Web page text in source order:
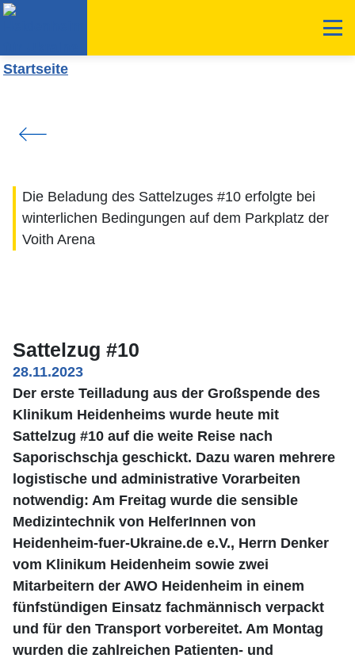
Die Beladung des Sattelzuges #10 erfolgte bei
winterlichen Bedingungen auf dem Parkplatz der
Voith Arena
Sattelzug #10
28.11.2023
Der erste Teilladung aus der Großspende des
Klinikum Heidenheims wurde heute mit
Sattelzug #10 auf die weite Reise nach
Saporischschja geschickt. Dazu waren mehrere
logistische und administrative Vorarbeiten
notwendig: Am Freitag wurde die sensible
Medizintechnik von HelferInnen von
Heidenheim-fuer-Ukraine.de e.V., Herrn Denker
vom Klinikum Heidenheim sowie zwei
Mitarbeitern der AWO Heidenheim in einem
fünfstündigen Einsatz fachmännisch verpackt
und für den Transport vorbereitet. Am Montag
wurden die zahlreichen Patienten- und